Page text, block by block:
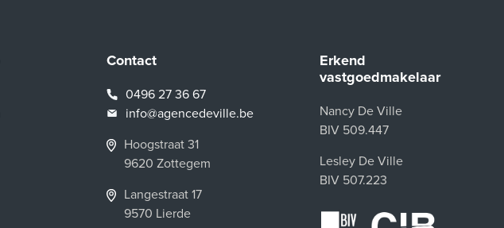
Contact
0496 27 36 67
info@agencedeville.be
Hoogstraat 31
9620 Zottegem
Langestraat 17
9570 Lierde
Erkend
vastgoedmakelaar
Nancy De Ville
BIV 509.447
Lesley De Ville
BIV 507.223